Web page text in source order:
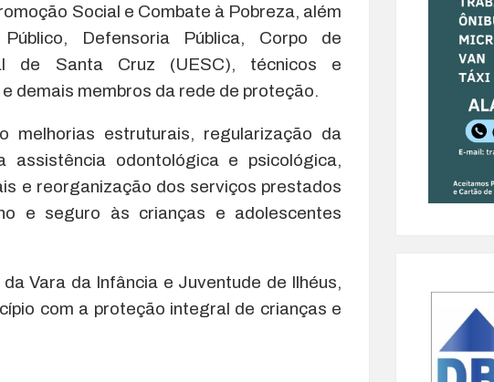
Social e Combate à Pobreza, além
Defensoria Pública, Corpo de
de Santa Cruz (UESC), técnicos e
demais membros da rede de proteção.
melhorias estruturais, regularização da
assistência odontológica e psicológica,
e reorganização dos serviços prestados
e seguro às crianças e adolescentes
Vara da Infância e Juventude de Ilhéus,
com a proteção integral de crianças e